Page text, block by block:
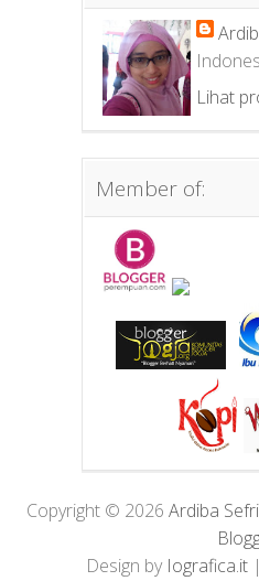
Lihat
Member of:
Copyright © 2026 Ardiba
Design by Iografica.it